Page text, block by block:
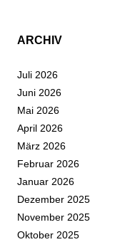
ARCHIV
Juli 2026
Juni 2026
Mai 2026
April 2026
März 2026
Februar 2026
Januar 2026
Dezember 2025
November 2025
Oktober 2025